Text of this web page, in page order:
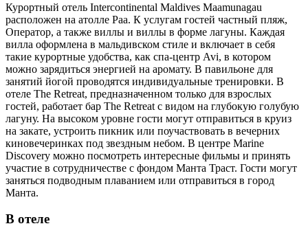
Курортный отель Intercontinental Maldives Maamunagau
расположен на атолле Раа. К услугам гостей частный пляж,
Оператор, а также виллы и виллы в форме лагуны. Каждая
вилла оформлена в мальдивском стиле и включает в себя
такие курортные удобства, как спа-центр Avi, в котором
можно зарядиться энергией на аромату. В павильоне для
занятий йогой проводятся индивидуальные тренировки. В
отеле The Retreat, предназначенном только для взрослых
гостей, работает бар The Retreat с видом на глубокую голубую
лагуну. На высоком уровне гости могут отправиться в круиз
на закате, устроить пикник или поучаствовать в вечерних
киновечеринках под звездным небом. В центре Marine
Discovery можно посмотреть интересные фильмы и принять
участие в сотрудничестве с фондом Манта Траст. Гости могут
заняться подводным плаванием или отправиться в город
Манта.
В отеле